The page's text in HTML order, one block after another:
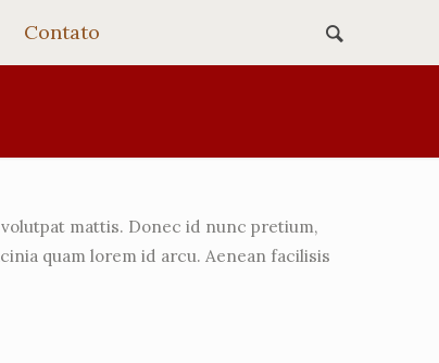
Contato
mattis. Donec id nunc pretium,
quam lorem id arcu. Aenean facilisis